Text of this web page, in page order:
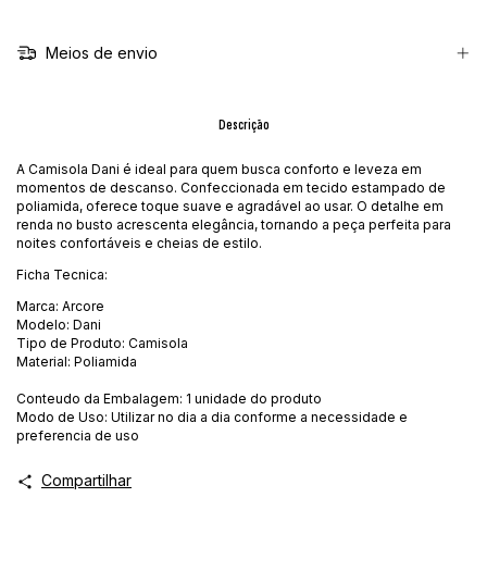
Meios de envio
Descrição
A Camisola Dani é ideal para quem busca conforto e leveza em
momentos de descanso. Confeccionada em tecido estampado de
poliamida, oferece toque suave e agradável ao usar. O detalhe em
renda no busto acrescenta elegância, tornando a peça perfeita para
noites confortáveis e cheias de estilo.
Ficha Tecnica:
Marca: Arcore
Modelo: Dani
Tipo de Produto: Camisola
Material: Poliamida
Conteudo da Embalagem: 1 unidade do produto
Modo de Uso: Utilizar no dia a dia conforme a necessidade e
preferencia de uso
Compartilhar